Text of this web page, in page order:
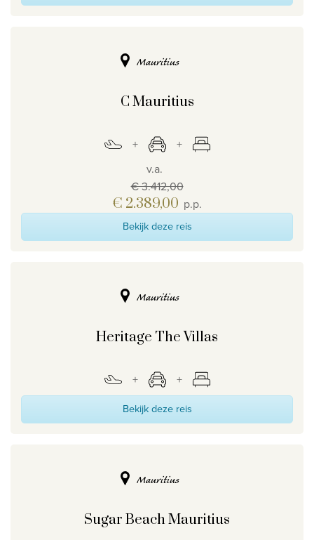
Mauritius
C Mauritius
v.a.
€ 3.412,00
€ 2.389,00 p.p.
Bekijk deze reis
Mauritius
Heritage The Villas
Bekijk deze reis
Mauritius
Sugar Beach Mauritius